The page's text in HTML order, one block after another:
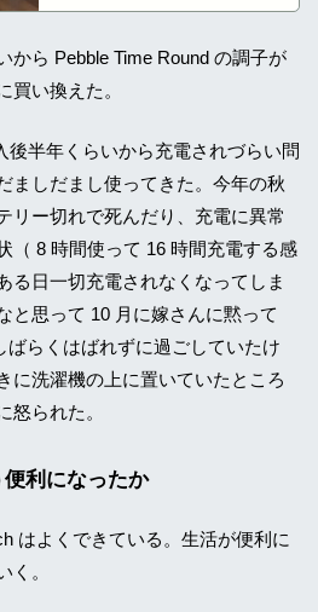
から Pebble Time Round の調子が
買い換えた。
後半年くらいから充電されづらい問
ましだまし使ってきた。今年の秋
リー切れで死んだり、充電に異常
（ 8 時間使って 16 時間充電する感
る日一切充電されなくなってしま
と思って 10 月に嫁さんに黙って
ばらくはばれずに過ごしていたけ
に洗濯機の上に置いていたところ
怒られた。
利になったか
はよくできている。生活が便利に
く。